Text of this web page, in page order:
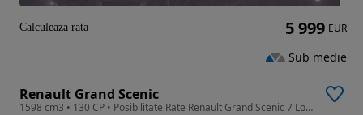
Renault Grand Scenic
1598 cm3 • 130 CP • Posibilitate Rate Renault Grand Scenic 7 Locuri, Garantie 12 36
5 999 EUR
Sub medie
Calculeaza rata